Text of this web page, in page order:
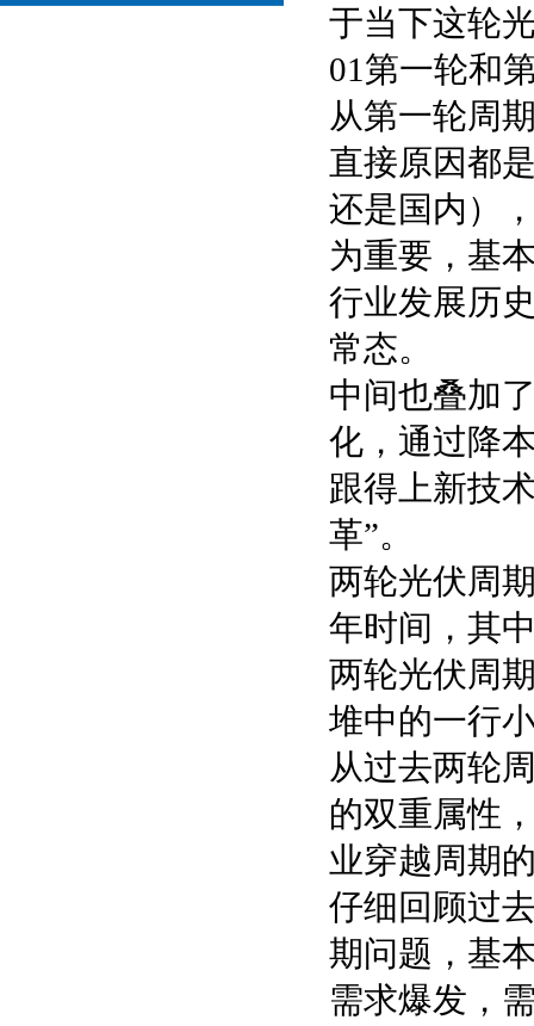
于当下这轮
01第一轮和
从第一轮周
直接原因都
还是国内）
为重要，基
行业发展历
常态。
中间也叠加
化，通过降
跟得上新技
革”。
两轮光伏周
年时间，其
两轮光伏周
堆中的一行
从过去两轮
的双重属性
业穿越周期
仔细回顾过
期问题，基
需求爆发，